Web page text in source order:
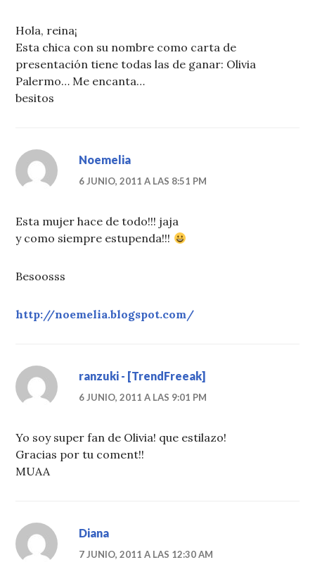
Hola, reina¡
Esta chica con su nombre como carta de
presentación tiene todas las de ganar: Olivia
Palermo… Me encanta…
besitos
Noemelia
6 JUNIO, 2011 A LAS 8:51 PM
Esta mujer hace de todo!!! jaja
y como siempre estupenda!!!
Besoosss
http://noemelia.blogspot.com/
ranzuki - [TrendFreeak]
6 JUNIO, 2011 A LAS 9:01 PM
Yo soy super fan de Olivia! que estilazo!
Gracias por tu coment!!
MUAA
Diana
7 JUNIO, 2011 A LAS 12:30 AM